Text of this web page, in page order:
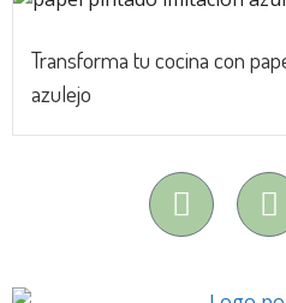
Transforma tu cocina con
azulejo